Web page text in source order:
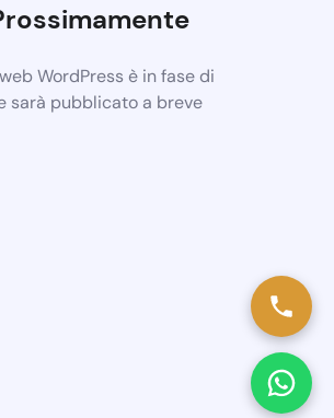
WordPress è in fase di
sarà pubblicato a breve